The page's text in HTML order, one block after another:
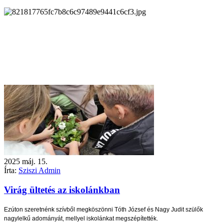
2025 máj. 15.
Írta: Sziszi Admin
Virág ültetés az iskolánkban
Ezúton szeretnénk szívből megköszönni Tóth József és Nagy Judit szülők
nagylelkű adományát, mellyel iskolánkat megszépítették.